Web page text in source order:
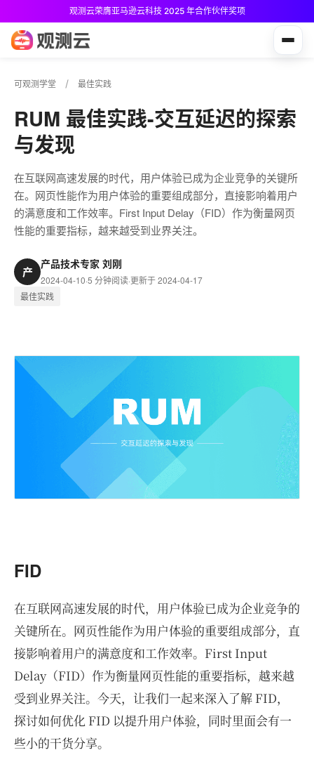
观测云荣膺亚马逊云科技 2025 年合作伙伴奖项
可观测学堂 最佳实践
RUM 最佳实践-交互延迟的探索
与发现
在互联网高速发展的时代，用户体验已成为企业竞争的关键所
在。网页性能作为用户体验的重要组成部分，直接影响着用户
的满意度和工作效率。First Input Delay（FID）作为衡量网页
性能的重要指标，越来越受到业界关注。
产
产品技术专家 刘刚
2024-04-10·5 分钟阅读·更新于 2024-04-17
最佳实践
FID
在互联网高速发展的时代，用户体验已成为企业竞争的
关键所在。网页性能作为用户体验的重要组成部分，直
接影响着用户的满意度和工作效率。First Input
Delay（FID）作为衡量网页性能的重要指标，越来越
受到业界关注。今天，让我们一起来深入了解 FID，
探讨如何优化 FID 以提升用户体验，同时里面会有一
些小的干货分享。